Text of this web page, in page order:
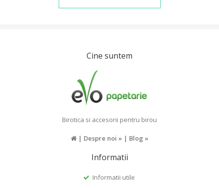
Cine suntem
Birotica si accesorii pentru birou
| Despre noi » | Blog »
Informatii
Informatii utile